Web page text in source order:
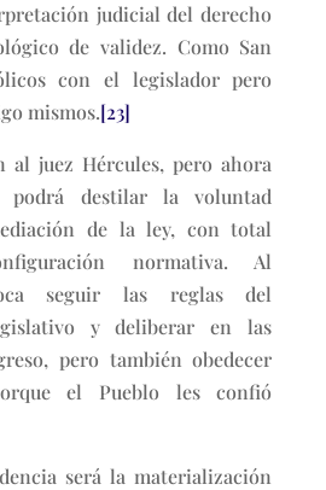
judicial del derecho
de validez. Como San
con el legislador pero
mismos.[23]
al juez Hércules, pero ahora
podrá destilar la voluntad
de la ley, con total
normativa. Al
seguir las reglas del
y deliberar en las
pero también obedecer
el Pueblo les confió
será la materialización